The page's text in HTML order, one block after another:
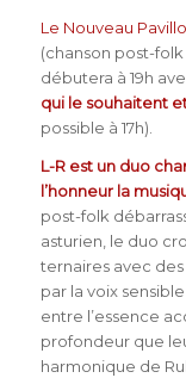
Le Nouveau
(chanson post-
débutera à 19h
qui le souhaitent
possible à 17h).
L-R est un duo
l’honneur la
post-folk
asturien, le duo
ternaires avec des
par la voix
entre l’essence
profondeur que
harmonique de